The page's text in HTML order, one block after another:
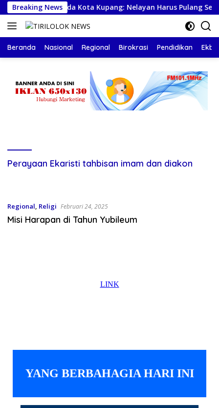
Langsung
ke
konten
Breaking News
Sekda Kota Kupang: Nelayan Harus Pulang
Beranda Nasional Regional Birokrasi Pendidikan Ekbis
Perayaan Ekaristi tahbisan imam dan diakon
Regional, Religi Februari 24, 2025
Misi Harapan di Tahun Yubileum